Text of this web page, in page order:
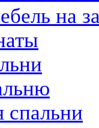
на
спальни